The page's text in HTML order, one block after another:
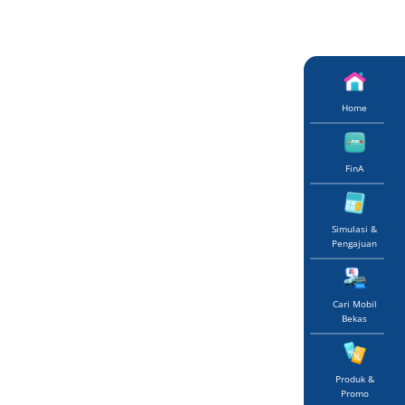
Home
FinA
Simulasi &
Pengajuan
Cari Mobil
Bekas
Produk &
Promo